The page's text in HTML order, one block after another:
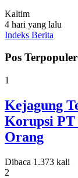
Kaltim
4 hari yang lalu
Indeks Berita
Pos Terpopuler
1
Kejagung
Korupsi PT
Orang
Dibaca 1.373 kali
2